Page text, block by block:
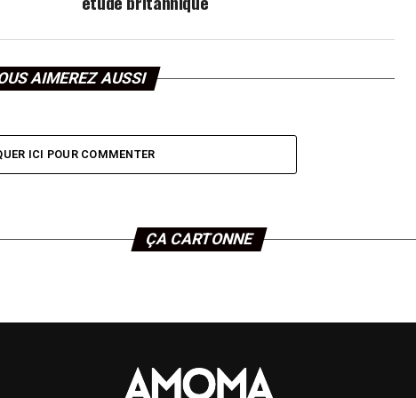
AIMEREZ AUSSI
ICI POUR COMMENTER
ÇA CARTONNE